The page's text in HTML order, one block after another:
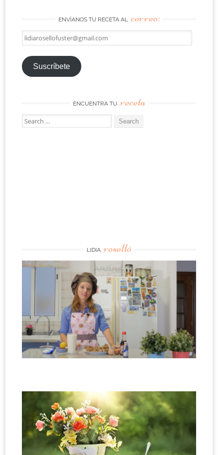
ENVÍANOS TU RECETA AL correo:
lidiarosellofuster@gmail.com
Suscríbete
ENCUENTRA TU receta
Search
for:
LIDIA roselló